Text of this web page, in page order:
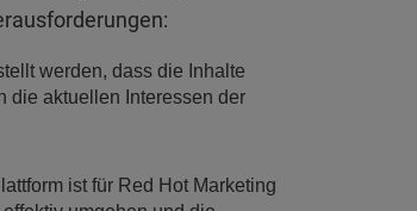
werden, dass die Inhalte
die aktuellen Interessen der
ist für Red Hot Marketing